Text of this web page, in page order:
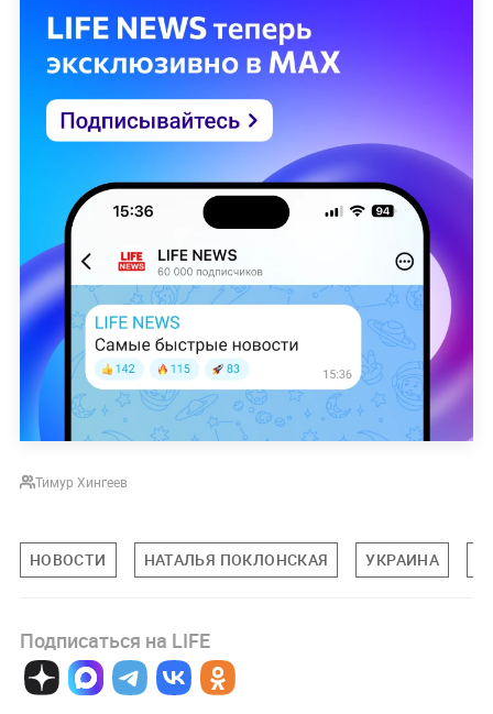
Тимур Хингеев
НОВОСТИ НАТАЛЬЯ ПОКЛОНСКАЯ УКРАИНА
Подписаться на LIFE